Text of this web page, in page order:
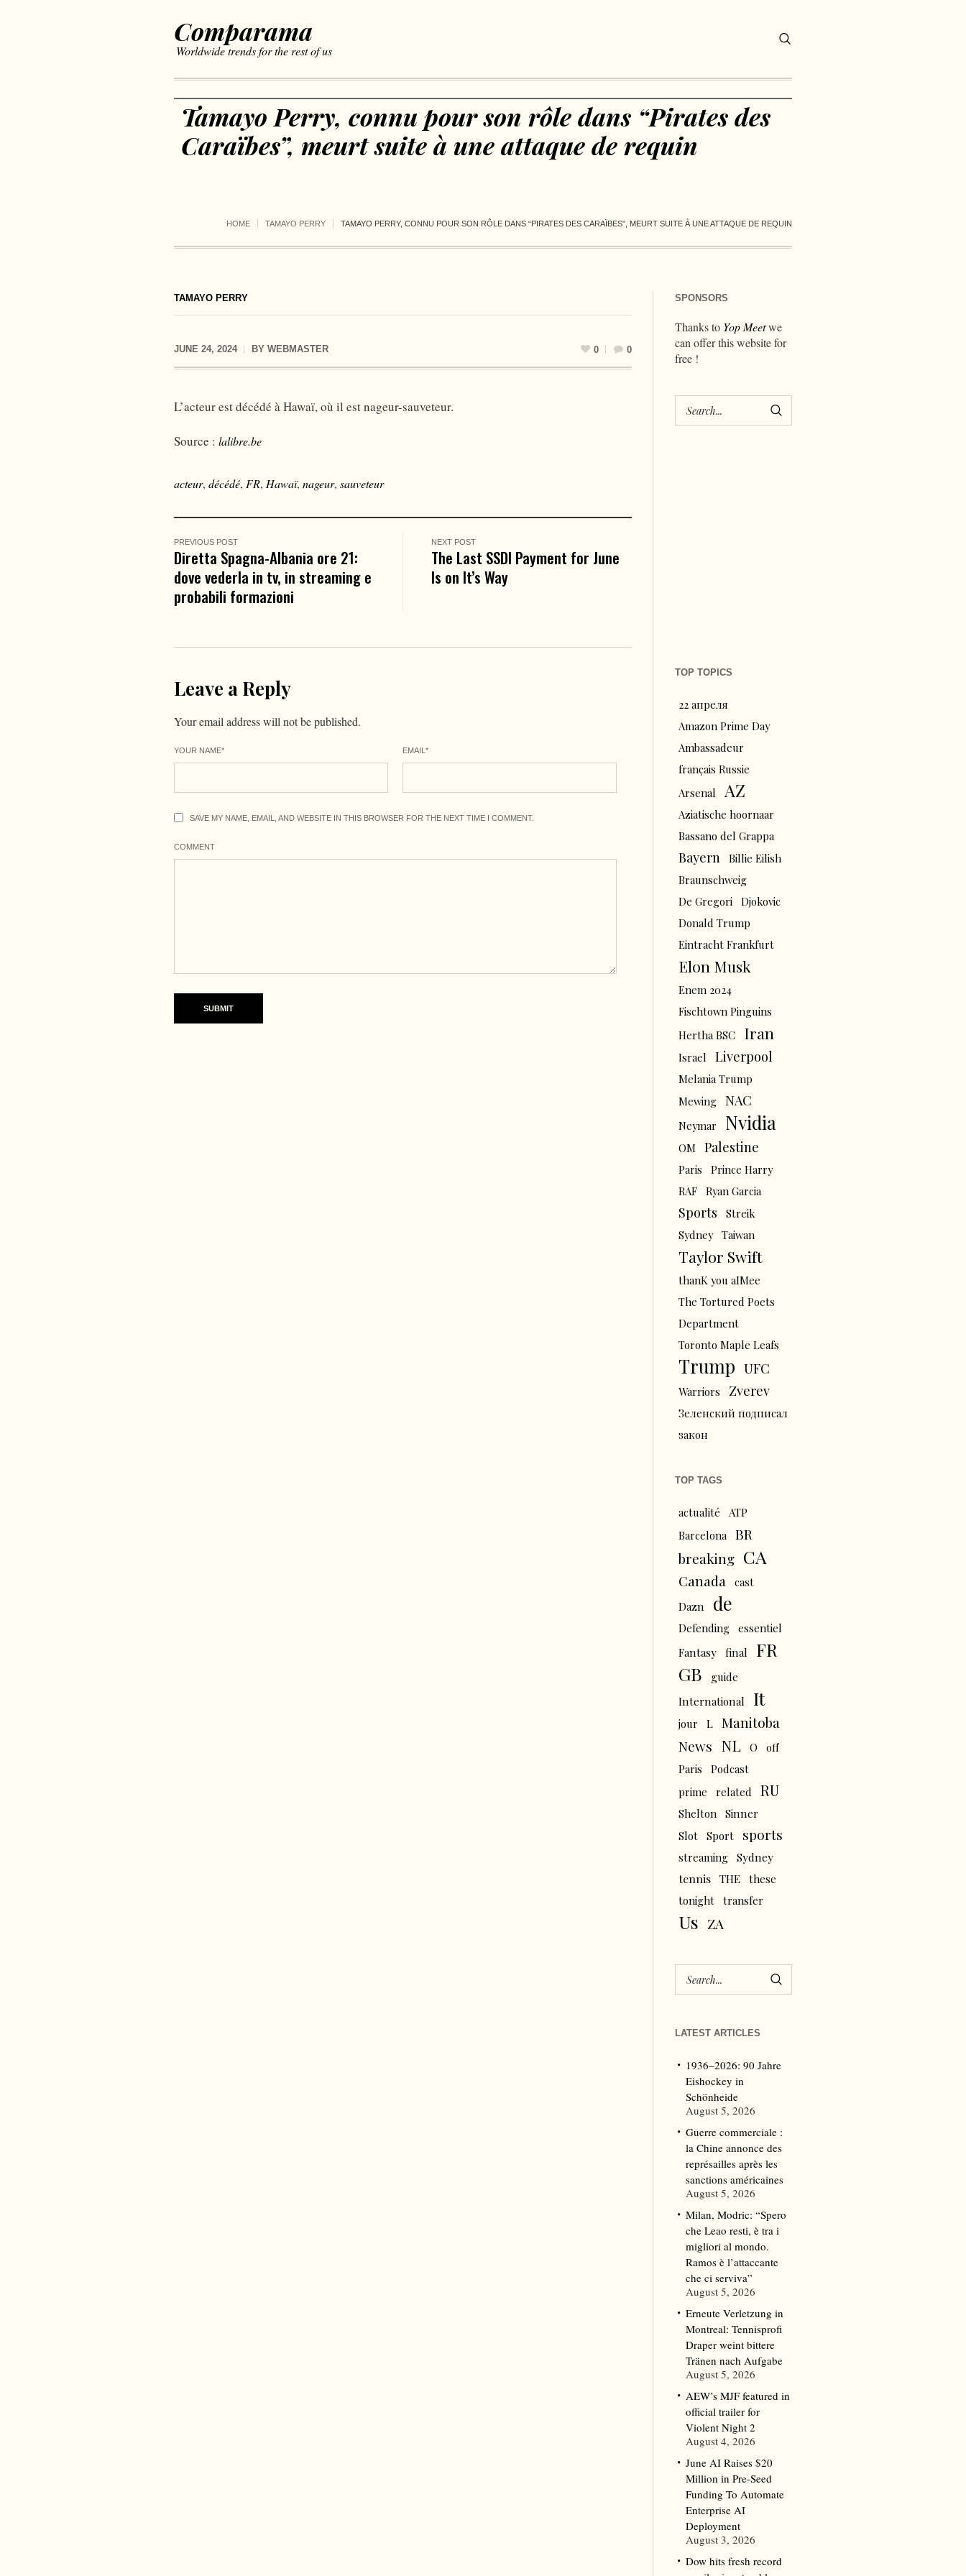
Comparama
Worldwide trends for the rest of us
Tamayo Perry, connu pour son rôle dans “Pirates des
Caraïbes”, meurt suite à une attaque de requin
HOME TAMAYO PERRY TAMAYO PERRY, CONNU POUR SON RÔLE DANS “PIRATES DES CARAÏBES”, MEURT SUITE À UNE ATTAQUE DE REQUIN
TAMAYO PERRY
JUNE 24, 2024 BY WEBMASTER 0 0
L’acteur est décédé à Hawaï, où il est nageur-sauveteur.
Source : lalibre.be
acteur, décédé, FR, Hawaï, nageur, sauveteur
PREVIOUS POST
Diretta Spagna-Albania ore 21:
dove vederla in tv, in streaming e
probabili formazioni
NEXT POST
The Last SSDI Payment for June
Is on It’s Way
Leave a Reply
Your email address will not be published.
YOUR NAME* EMAIL*
SAVE MY NAME, EMAIL, AND WEBSITE IN THIS BROWSER FOR THE NEXT TIME I COMMENT.
COMMENT
SPONSORS
Thanks to Yop Meetwe
can offer this website for
free !
TOP TOPICS
22 апреля
Amazon Prime Day
Ambassadeur
français Russie
Arsenal
AZ
Aziatische hoornaar
Bassano del Grappa
Bayern
Billie Eilish
Braunschweig
De Gregori
Djokovic
Donald Trump
Eintracht Frankfurt
Elon Musk
Enem 2024
Fischtown Pinguins
Hertha BSC
Iran
Israel Liverpool
Melania Trump
Mewing
NAC
Neymar Nvidia
OM Palestine
Paris
Prince Harry
RAF
Ryan Garcia
Sports
Streik
Sydney
Taiwan
Taylor Swift
thanK you aIMee
The Tortured Poets
Department
Toronto Maple Leafs
Trump UFC
Warriors Zverev
Зеленский подписал
закон
TOP TAGS
actualité
ATP
Barcelona
BR
breaking CA
Canada
cast
Dazn
de
Defending
essentiel
Fantasy
final
FR
GB
guide
International
It
jour L Manitoba
News NL O
off
Paris
Podcast
prime
related RU
Shelton
Sinner
Slot
Sport sports
streaming Sydney
tennis THE
these
tonight
transfer
Us ZA
LATEST ARTICLES
1936–2026: 90 Jahre
Eishockey in
Schönheide
August 5, 2026
Guerre commerciale :
la Chine annonce des
représailles après les
sanctions américaines
August 5, 2026
Milan, Modric: “Spero
che Leao resti, è tra i
migliori al mondo.
Ramos è l’attaccante
che ci serviva”
August 5, 2026
Erneute Verletzung in
Montreal: Tennisprofi
Draper weint bittere
Tränen nach Aufgabe
August 5, 2026
AEW’s MJF featured in
official trailer for
Violent Night 2
August 4, 2026
June AI Raises $20
Million in Pre-Seed
Funding To Automate
Enterprise AI
Deployment
August 3, 2026
Dow hits fresh record